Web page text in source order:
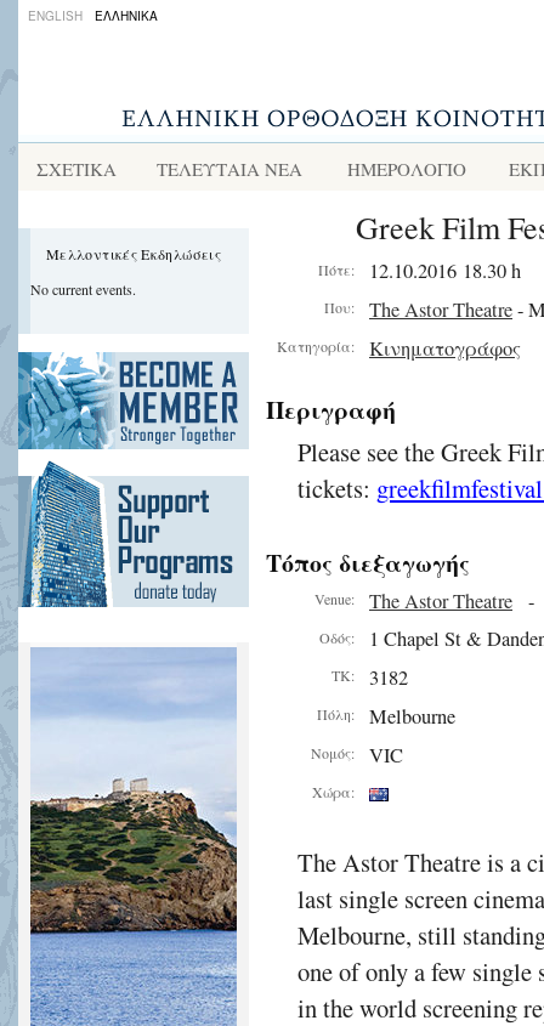
ENGLISH ΕΛΛΗΝΙΚΑ
ΣΧΕΤΙΚΑ ΤΕΛΕΥΤΑΙΑ ΝΕΑ ΗΜΕΡΟΛΟΓΙΟ
Μελλοντικές Εκδηλώσεις
No current events.
Greek Film
Πότε: 12.10.2016 18.30 h
Που: The Astor Theatre-
Κατηγορία: Κινηματογράφος
Περιγραφή
Please see the Greek
tickets:
Τόπος διεξαγωγής
Venue: The Astor Theatre
Οδός: 1 Chapel St &
ΤΚ: 3182
Πόλη: Melbourne
Νομός: VIC
Χώρα:
The Astor Theatre is a
last single screen
Melbourne, still
one of only a few single
in the world screening